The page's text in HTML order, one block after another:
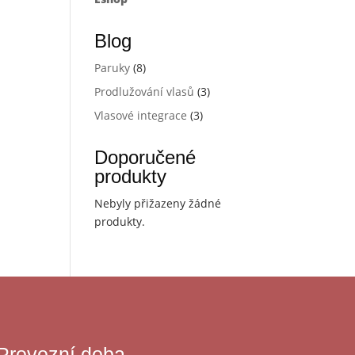
Blog
Paruky (8)
Prodlužování vlasů (3)
Vlasové integrace (3)
Doporučené
produkty
Nebyly přižazeny žádné
produkty.